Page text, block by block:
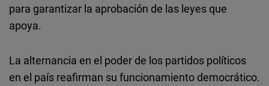
para garantizar la aprobación de las leyes que
apoya.
La alternancia en el poder de los partidos políticos
en el país reafirman su funcionamiento democrático.